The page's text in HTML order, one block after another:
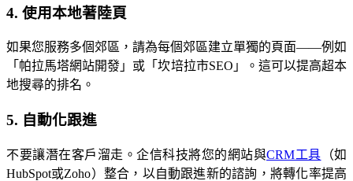
4. 使用本地著陸頁
如果您服務多個郊區，請為每個郊區建立單獨的頁面——例如
「帕拉馬塔網站開發」或「坎培拉市SEO」。這可以提高超本
地搜尋的排名。
5. 自動化跟進
不要讓潛在客戶溜走。企信科技將您的網站與CRM工具 （如
HubSpot或Zoho）整合，以自動跟進新的諮詢，將轉化率提高